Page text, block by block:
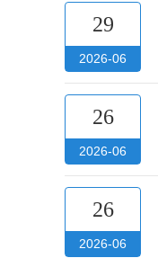
29
2026-06
26
2026-06
26
2026-06